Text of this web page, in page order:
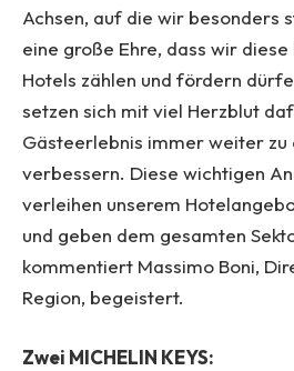
Achsen, auf die wir besonders
eine große Ehre, dass wir
Hotels zählen und fördern
setzen sich mit viel Herzblut
Gästeerlebnis immer weiter zu
verbessern. Diese wichtigen
verleihen unserem
und geben dem gesamten
kommentiert Massimo Boni,
Region, begeistert.
Zwei MICHELIN KEYS: